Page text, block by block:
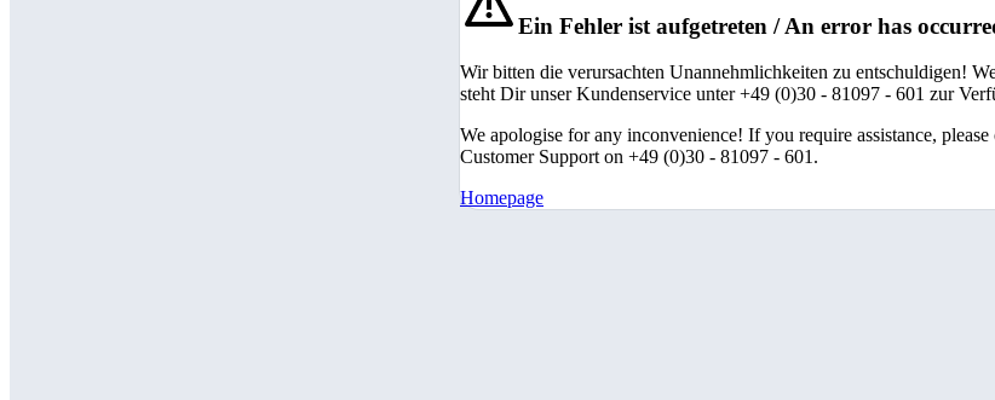
Ein Fehler ist aufgetreten / An error has
Wir bitten die verursachten Unannehmlichkeiten zu entschuldigen!
steht Dir unser Kundenservice unter +49 (0)30 - 81097 - 601 zur
We apologise for any inconvenience! If you require assistance,
Customer Support on +49 (0)30 - 81097 - 601.
Homepage